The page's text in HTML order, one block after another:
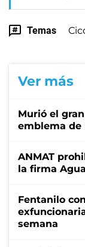
Temas
Ver más
Murió el
emblema de
ANMAT
la firma
Fentanilo
semana